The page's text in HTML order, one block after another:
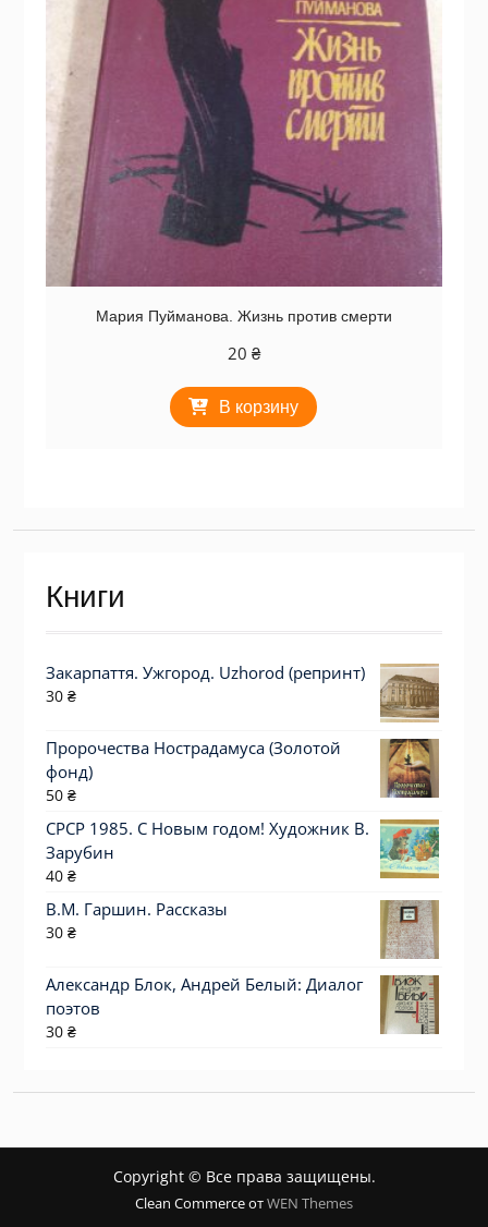
Мария Пуйманова. Жизнь против смерти
20 ₴
В корзину
Книги
Закарпаття. Ужгород. Uzhorod (репринт)
30 ₴
Пророчества Нострадамуса (Золотой
фонд)
50 ₴
СРСР 1985. С Новым годом! Художник В.
Зарубин
40 ₴
В.М. Гаршин. Рассказы
30 ₴
Александр Блок, Андрей Белый: Диалог
поэтов
30 ₴
Copyright © Все права защищены.
Clean Commerce отWEN Themes